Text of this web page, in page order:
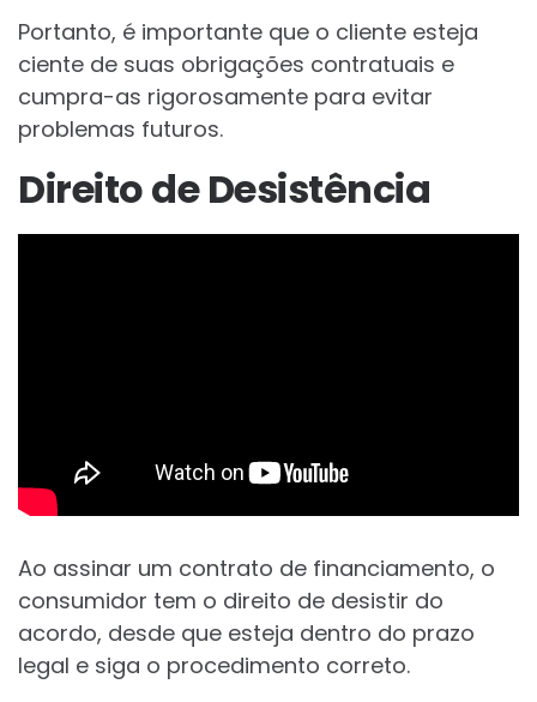
Portanto, é importante que o cliente esteja
ciente de suas obrigações contratuais e
cumpra-as rigorosamente para evitar
problemas futuros.
Direito de Desistência
Ao assinar um contrato de financiamento, o
consumidor tem o direito de desistir do
acordo, desde que esteja dentro do prazo
legal e siga o procedimento correto.